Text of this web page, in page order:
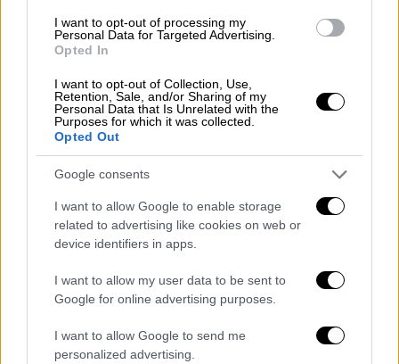
I want to opt-out of processing my
Personal Data for Targeted Advertising.
Opted In
I want to opt-out of Collection, Use,
Retention, Sale, and/or Sharing of my
Personal Data that Is Unrelated with the
Purposes for which it was collected.
Opted Out
Google consents
I want to allow Google to enable storage
related to advertising like cookies on web or
device identifiers in apps.
I want to allow my user data to be sent to
Google for online advertising purposes.
I want to allow Google to send me
personalized advertising.
Σε μια προσπάθεια να αναβιώσει μια
ευρύτερη και αξιόπιστη διπλωματική
επίθεση κατά του Ισραήλ, η Μαλαισία
πρότεινε στη συνάντηση της Τζέντα να
πραγματοποιηθεί μια αναθεωρημένη έκτακτη
σύνοδος της γενικής συνέλευσης του ΟΗΕ
και να γίνουν προσπάθειες να τεθεί σε ισχύ η
συμβουλευτική γνωμοδότηση του διεθνούς
δικαστηρίου σχετικά με την πολιτική του
Ισραήλ όσον αφορά τους οικισμούς.
Σε μια παράλληλη συνάντηση μεταξύ του
Ιορδανού υπουργού Εξωτερικών, Ayman
Safadi, και του εκτελούντος χρέη υπουργού
Εξωτερικών του Ιράν, Ali Bagheri
, στην
Τζέντα-η δεύτερη μέσα σε λίγες ημέρες- η